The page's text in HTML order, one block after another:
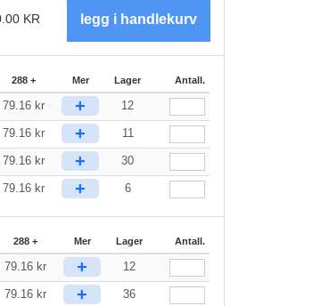
KR
288 + Mer Lager Antall.
79.16 kr + 12
79.16 kr + 11
79.16 kr + 30
79.16 kr + 6
288 + Mer Lager Antall.
79.16 kr + 12
79.16 kr + 36